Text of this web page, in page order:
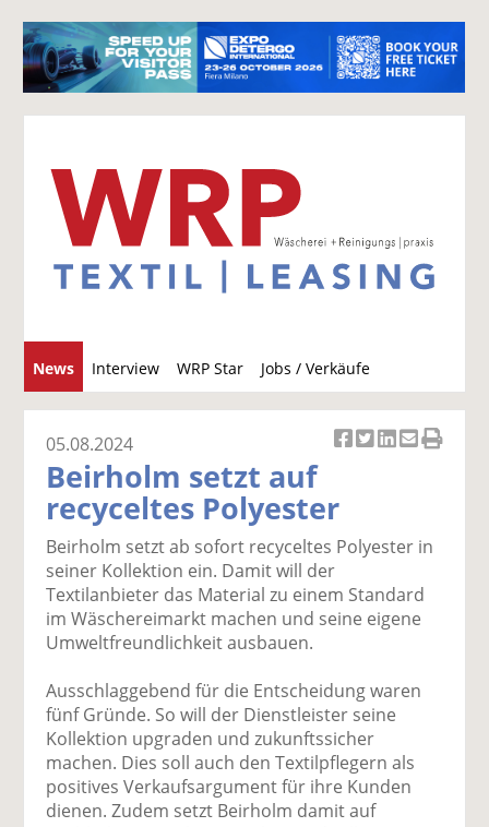
News Interview WRP Star Jobs / Verkäufe
u
c
k
el
a
uf
F
ac
o
o
k
te
il
el
t
wi
tt
er
el
a
uf
Li
n
di
n
il
e
p
E
m
v
se
n
d
el
D
ru
ck
05.08.2024
Beirholm setzt auf
recyceltes Polyester
Beirholm setzt ab sofort recyceltes Polyester in
seiner Kollektion ein. Damit will der
Textilanbieter das Material zu einem Standard
im Wäschereimarkt machen und seine eigene
Umweltfreundlichkeit ausbauen.
Ausschlaggebend für die Entscheidung waren
fünf Gründe. So will der Dienstleister seine
Kollektion upgraden und zukunftssicher
machen. Dies soll auch den Textilpflegern als
positives Verkaufsargument für ihre Kunden
dienen. Zudem setzt Beirholm damit auf